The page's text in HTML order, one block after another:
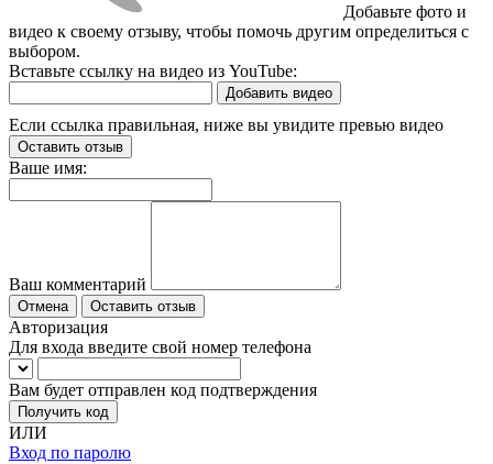
Добавьте фото и
видео к своему отзыву, чтобы помочь другим определиться с
выбором.
Вставьте ссылку на видео из YouTube:
Добавить видео
Если ссылка правильная, ниже вы увидите превью видео
Оставить отзыв
Ваше имя:
Ваш комментарий
Отмена Оставить отзыв
Авторизация
Для входа введите свой номер телефона
Вам будет отправлен код подтверждения
Получить код
ИЛИ
Вход по паролю